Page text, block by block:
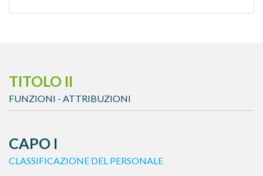
TITOLO II
FUNZIONI - ATTRIBUZIONI
CAPO I
CLASSIFICAZIONE DEL PERSONALE